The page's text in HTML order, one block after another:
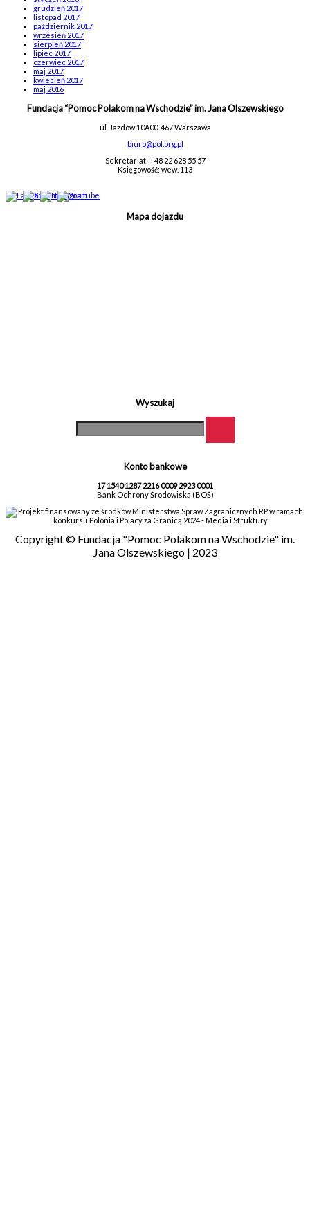
grudzień 2017
listopad 2017
październik 2017
wrzesień 2017
sierpień 2017
lipiec 2017
czerwiec 2017
maj 2017
kwiecień 2017
maj 2016
Fundacja “Pomoc Polakom na Wschodzie” im. Jana Olszewskiego
ul. Jazdów 10A00-467 Warszawa
biuro@pol.org.pl
Sekretariat: +48 22 628 55 57
Księgowość: wew. 113
Mapa dojazdu
Wyszukaj
Konto bankowe
17 1540 1287 2216 0009 2923 0001
Bank Ochrony Środowiska (BOŚ)
Projekt finansowany ze środków Ministerstwa Spraw Zagranicznych RP w ramach
konkursu Polonia i Polacy za Granicą 2024 - Media i Struktury
Copyright © Fundacja "Pomoc Polakom na Wschodzie" im.
Jana Olszewskiego | 2023